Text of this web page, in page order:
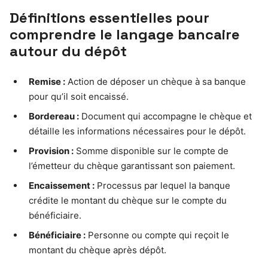
Définitions essentielles pour
comprendre le langage bancaire
autour du dépôt
Remise : Action de déposer un chèque à sa banque
pour qu’il soit encaissé.
Bordereau : Document qui accompagne le chèque et
détaille les informations nécessaires pour le dépôt.
Provision : Somme disponible sur le compte de
l’émetteur du chèque garantissant son paiement.
Encaissement : Processus par lequel la banque
crédite le montant du chèque sur le compte du
bénéficiaire.
Bénéficiaire : Personne ou compte qui reçoit le
montant du chèque après dépôt.